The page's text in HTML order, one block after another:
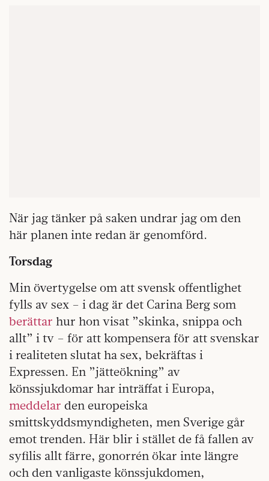
När jag tänker på saken undrar jag om den
här planen inte redan är genomförd.
Torsdag
Min övertygelse om att svensk offentlighet
fylls av sex – i dag är det Carina Berg som
berättar hur hon visat ”skinka, snippa och
allt” i tv – för att kompensera för att svenskar
i realiteten slutat ha sex, bekräftas i
Expressen. En ”jätteökning” av
könssjukdomar har inträffat i Europa,
meddelar den europeiska
smittskyddsmyndigheten, men Sverige går
emot trenden. Här blir i stället de få fallen av
syfilis allt färre, gonorrén ökar inte längre
och den vanligaste könssjukdomen,